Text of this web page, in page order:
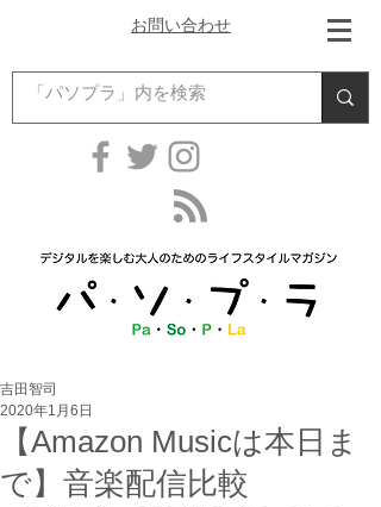
お問い合わせ
【Amazon Musicは本日ま
で】音楽配信比較
吉田智司
2020年1月6日